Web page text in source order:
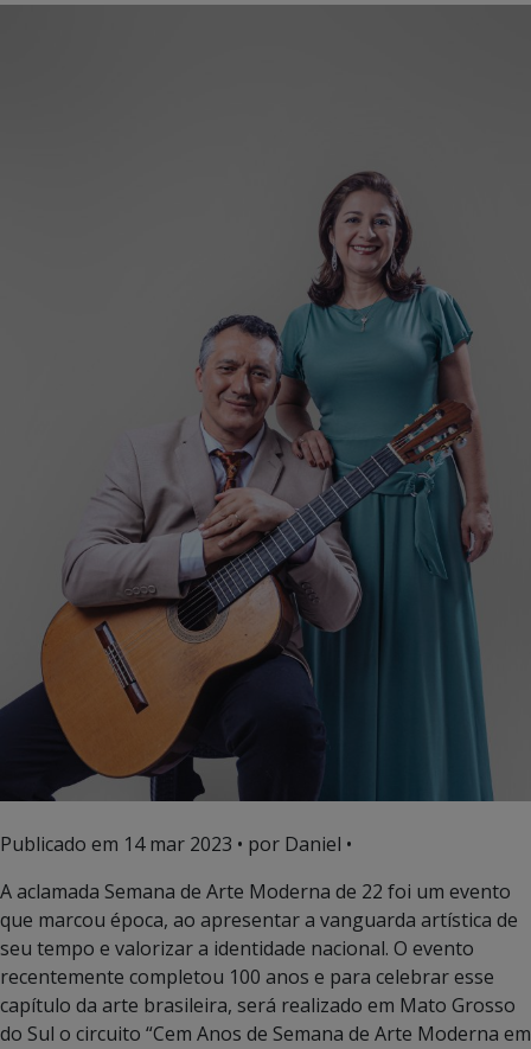
Publicado em 14 mar 2023 • por Daniel •
A aclamada Semana de Arte Moderna de 22 foi um evento
que marcou época, ao apresentar a vanguarda artística de
seu tempo e valorizar a identidade nacional. O evento
recentemente completou 100 anos e para celebrar esse
capítulo da arte brasileira, será realizado em Mato Grosso
do Sul o circuito “Cem Anos de Semana de Arte Moderna em